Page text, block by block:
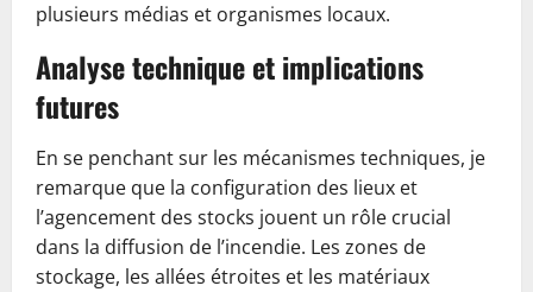
plusieurs médias et organismes locaux.
Analyse technique et implications
futures
En se penchant sur les mécanismes techniques, je
remarque que la configuration des lieux et
l’agencement des stocks jouent un rôle crucial
dans la diffusion de l’incendie. Les zones de
stockage, les allées étroites et les matériaux